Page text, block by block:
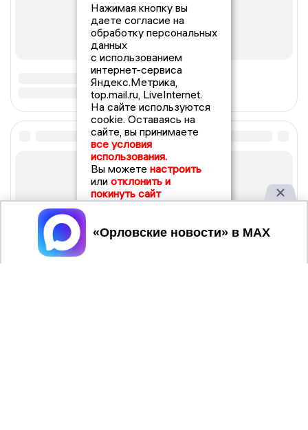
Нажимая кнопку вы
даете согласие на
обработку персональных
данных
с использованием
интернет-сервиса
Яндекс.Метрика,
top.mail.ru, LiveInternet.
На сайте используются
cookie. Оставаясь на
сайте, вы принимаете
все условия
использования.
Вы можете настроить
или отклонить и
покинуть сайт
Принять